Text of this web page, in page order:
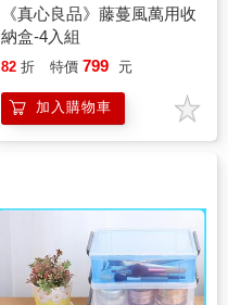
《真心良品》藤蔓風萬用收
納盒-4入組
82 折 特價 799 元
加入購物車